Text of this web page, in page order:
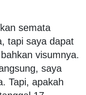
semata
tapi saya dapat
visumnya.
saya
Tapi, apakah